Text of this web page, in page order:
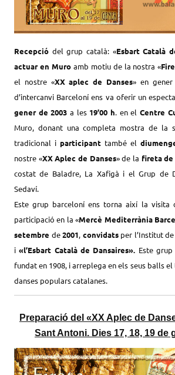
Recepció del grup català: «Esbart Català
actuar en Muroamb motiu de la nostra «
el nostre «XX aplec de Danses» en
d’intercanvi Barceloní ens va oferir un
gener de 2003 a les19’00 h. en elCentre
Muro, donant una completa mostra de la
tradicional i participant també el
nostre «XX Aplec de Danses» de la fireta de
costat de Baladre, La Xafigà i el Grup de
Sedaví.
Este grup barceloní ens torna així la visita
participació en la «Mercè Mediterrània
setembre de2001, convidatsper l’Institut de
i«l’Esbart Català de Dansaires». Este
fundat en 1908, i arreplega en els seus balls
danses populars catalanes.
Preparació del «XX Aplec de
Sant Antoni. Dies 17, 18, 19 de